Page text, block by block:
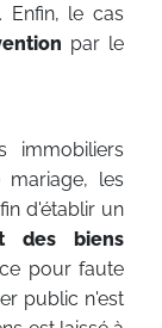
. Enfin, le cas
par le
les
d'établir un
des biens
pour faute
public n'est